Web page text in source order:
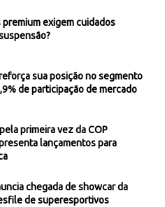
exigem cuidados
sua posição no segmento
de participação de mercado
primeira vez da COP
lançamentos para
chegada de showcar da
de superesportivos